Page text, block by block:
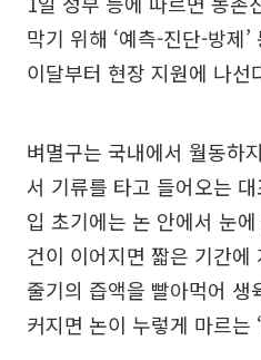
막기 위해 ‘예측-진단-방제
이달부터 현장 지원에 나선
벼멸구는 국내에서 월동하
서 기류를 타고 들어오는
입 초기에는 논 안에서 눈
건이 이어지면 짧은 기간에
줄기의 즙액을 빨아먹어
커지면 논이 누렇게 마르는